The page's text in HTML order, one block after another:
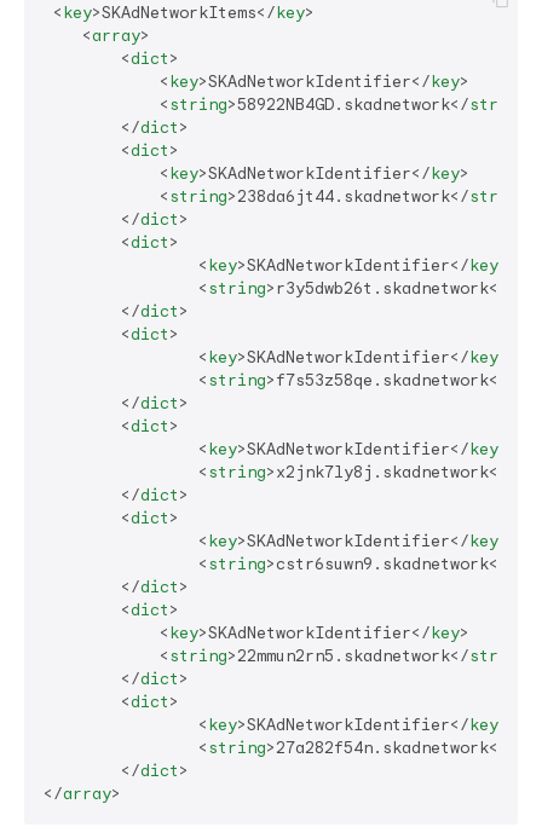
<key>SKAdNetworkItems</key>
<array>
<dict>
<key>SKAdNetworkIdentifier</key>
<string>58922NB4GD.skadnetwork</string
</dict>
<dict>
<key>SKAdNetworkIdentifier</key>
<string>238da6jt44.skadnetwork</string
</dict>
<dict>
<key>SKAdNetworkIdentifier</key
<string>r3y5dwb26t.skadnetwork</
</dict>
<dict>
<key>SKAdNetworkIdentifier</key
<string>f7s53z58qe.skadnetwork</
</dict>
<dict>
<key>SKAdNetworkIdentifier</key
<string>x2jnk7ly8j.skadnetwork</
</dict>
<dict>
<key>SKAdNetworkIdentifier</key
<string>cstr6suwn9.skadnetwork</
</dict>
<dict>
<key>SKAdNetworkIdentifier</key>
<string>22mmun2rn5.skadnetwork</string
</dict>
<dict>
<key>SKAdNetworkIdentifier</key
<string>27a282f54n.skadnetwork</
</dict>
</array>